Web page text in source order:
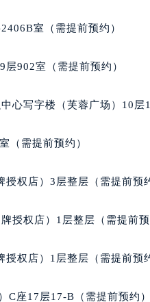
名表维修授权店1楼泰格豪
广场W3座6层602室泰格豪
大街泰格豪雅售后服务中
号王府井百货名表维修泰格
洛街泰格豪雅售后服务中心
泰格豪雅售后服务中心（需
街泰格豪雅售后服务中心（
大街泰格豪雅售后服务中心
室（需提前预约）
902室（需提前预约）
心写字楼（芙蓉广场）10层
（需提前预约）
权店）3层整层（需提前预
授权店）1层整层（需提前预
权店）1层整层（需提前预
座17层17-B（需提前预约）